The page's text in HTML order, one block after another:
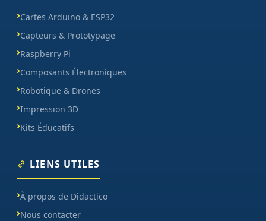
Cartes Arduino & ESP32
Capteurs & Prototypage
Raspberry Pi
Composants Électroniques
Robotique & Drones
Impression 3D
Kits Éducatifs
LIENS UTILES
À propos de Didactico
Nous contacter